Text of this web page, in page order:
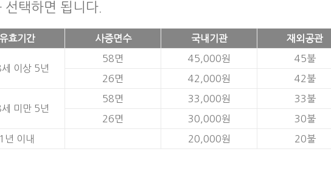
택하면 됩니다.
유효기간 사증면수 국내기관 재외공관
세 이상 5년
58면 45,000원 45불
26면 42,000원 42불
세 미만 5년
58면 33,000원 33불
26면 30,000원 30불
1년 이내 20,000원 20불